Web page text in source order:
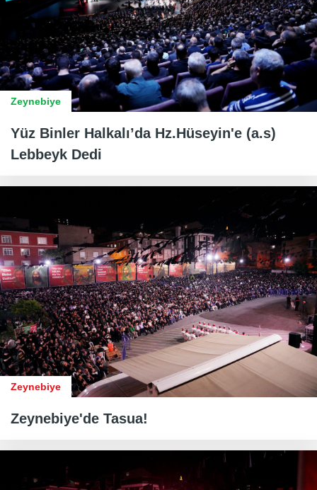
Zeynebiye
Yüz Binler Halkalı’da Hz.Hüseyin'e (a.s)
Lebbeyk Dedi
Zeynebiye
Zeynebiye'de Tasua!